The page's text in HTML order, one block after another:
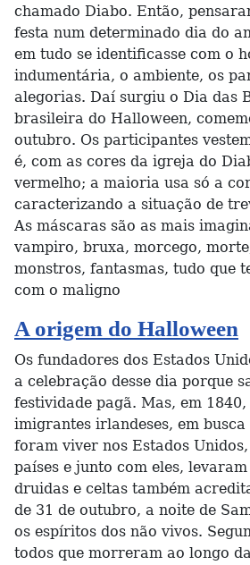
chamado Diabo. Então,
festa num determinado dia do
em tudo se identificasse com o
indumentária, o ambiente, os
alegorias. Daí surgiu o Dia das
brasileira do Halloween,
outubro. Os participantes
é, com as cores da igreja do
vermelho; a maioria usa só a
caracterizando a situação de
As máscaras são as mais
vampiro, bruxa, morcego,
monstros, fantasmas, tudo que
com o maligno
A origem do Halloween
Os fundadores dos Estados
a celebração desse dia porque
festividade pagã. Mas, em
imigrantes irlandeses, em
foram viver nos Estados
países e junto com eles, levaram
druidas e celtas também
de 31 de outubro, a noite de
os espíritos dos não vivos.
todos que morreram ao longo